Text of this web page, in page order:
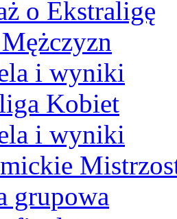
o Ekstraligę
i wyniki
Kobiet
i wyniki
grupowa